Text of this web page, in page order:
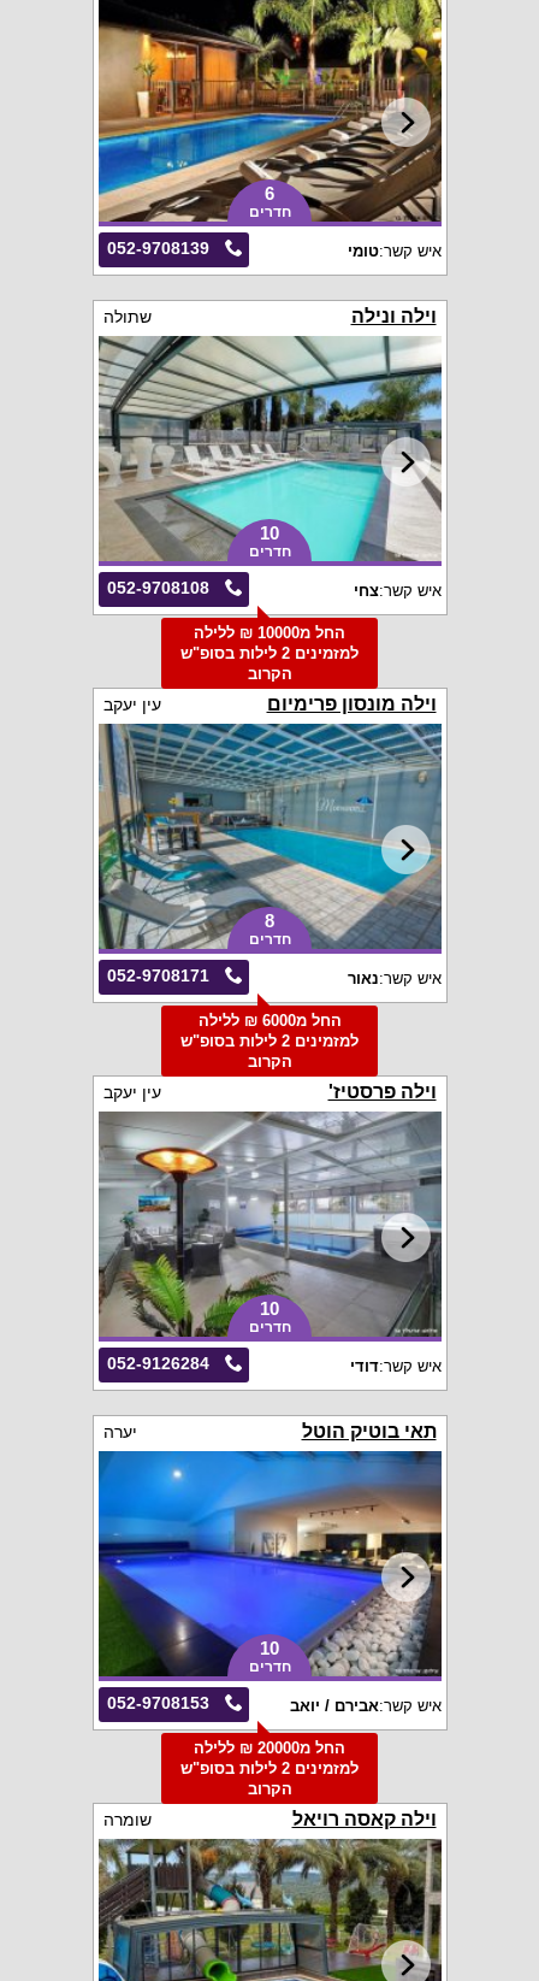
6
חדרים
052-9708139 איש קשר:טומי
וילה ונילה שתולה
10
חדרים
052-9708108 איש קשר:צחי
החל מ10000 ₪ ללילה
למזמינים 2 לילות בסופ"ש
הקרוב
וילה מונסון פרימיום עין יעקב
8
חדרים
052-9708171 איש קשר:נאור
החל מ6000 ₪ ללילה
למזמינים 2 לילות בסופ"ש
הקרוב
וילה פרסטיז' עין יעקב
10
חדרים
052-9126284 איש קשר:דודי
תאי בוטיק הוטל יערה
10
חדרים
052-9708153 איש קשר:אבירם / יואב
החל מ20000 ₪ ללילה
למזמינים 2 לילות בסופ"ש
הקרוב
וילה קאסה רויאל שומרה